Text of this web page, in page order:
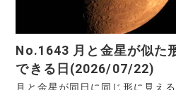
No.1643 月と金星が似た
できる日(2026/07/22)
月と金星が同日に同じ形に見え